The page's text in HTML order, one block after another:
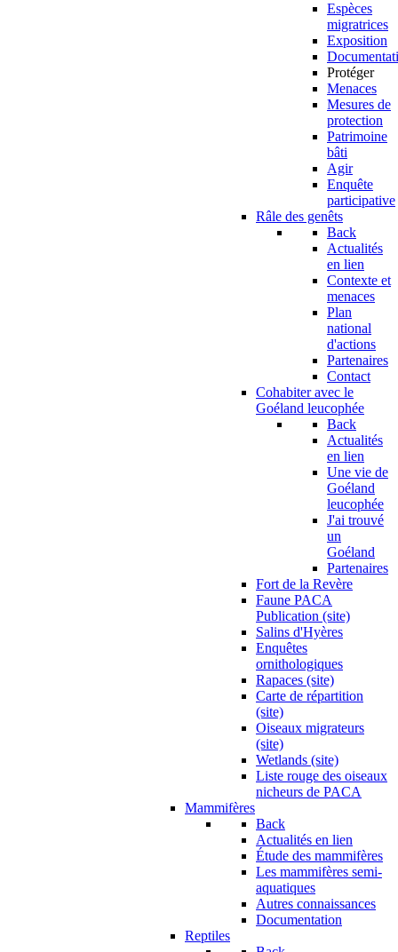
Espèces
migratrices
Exposition
Protéger
Menaces
Mesures de
protection
Patrimoine
bâti
Agir
Enquête
participative
Râle des genêts
Back
Actualités
en lien
Contexte et
menaces
Plan
national
d'actions
Partenaires
Contact
Cohabiter avec le
Goéland leucophée
Back
Actualités
en lien
Une vie de
Goéland
leucophée
J'ai trouvé
un
Goéland
Partenaires
Fort de la Revère
Faune PACA
Publication (site)
Salins d'Hyères
Enquêtes
ornithologiques
Rapaces (site)
Carte de répartition
(site)
Oiseaux migrateurs
(site)
Wetlands (site)
Liste rouge des oiseaux
nicheurs de PACA
Mammifères
Back
Actualités en lien
Étude des mammifères
Les mammifères semi-
aquatiques
Autres connaissances
Documentation
Reptiles